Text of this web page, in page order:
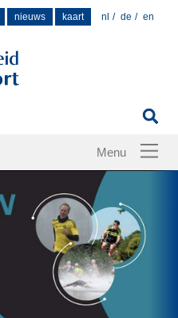
nieuws kaart nl de en